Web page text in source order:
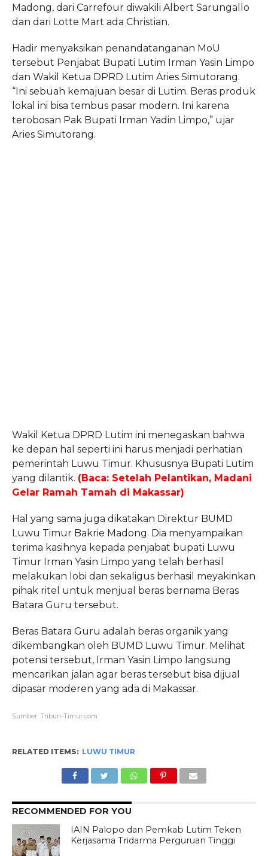
Madong, dari Carrefour diwakili Albert Sarungallo
dan dari Lotte Mart ada Christian.
Hadir menyaksikan penandatanganan MoU
tersebut Penjabat Bupati Lutim Irman Yasin Limpo
dan Wakil Ketua DPRD Lutim Aries Simutorang.
“Ini sebuah kemajuan besar di Lutim. Beras produk
lokal ini bisa tembus pasar modern. Ini karena
terobosan Pak Bupati Irman Yadin Limpo,” ujar
Aries Simutorang.
Wakil Ketua DPRD Lutim ini menegaskan bahwa
ke depan hal seperti ini harus menjadi perhatian
pemerintah Luwu Timur. Khususnya Bupati Lutim
yang dilantik. (Baca: Setelah Pelantikan, Madani
Gelar Ramah Tamah di Makassar)
Hal yang sama juga dikatakan Direktur BUMD
Luwu Timur Bakrie Madong. Dia menyampaikan
terima kasihnya kepada penjabat bupati Luwu
Timur Irman Yasin Limpo yang telah berhasil
melakukan lobi dan sekaligus berhasil meyakinkan
pihak ritel untuk menjual beras bernama Beras
Batara Guru tersebut.
Beras Batara Guru adalah beras organik yang
dikembangkan oleh BUMD Luwu Timur. Melihat
potensi tersebut, Irman Yasin Limpo langsung
mencarikan jalan agar beras tersebut bisa dijual
dipasar moderen yang ada di Makassar.
Sumber: Tribun-Timur.com
RELATED ITEMS: LUWU TIMUR
RECOMMENDED FOR YOU
IAIN Palopo dan Pemkab Lutim Teken
Kerjasama Tridarma Perguruan Tinggi